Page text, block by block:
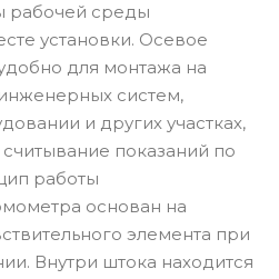
рабочей среды
установки. Осевое
для монтажа на
систем,
и других участках,
показаний по
работы
основан на
элемента при
Внутри штока находится